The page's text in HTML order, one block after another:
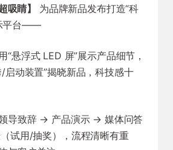
吸睛】
为品牌新品发布打造“科
平台——
“悬浮式 LED 屏”展示产品细节，
启动装置”揭晓新品，科技感十
导致辞 → 产品演示 → 媒体问答
试用/抽奖），流程清晰有重